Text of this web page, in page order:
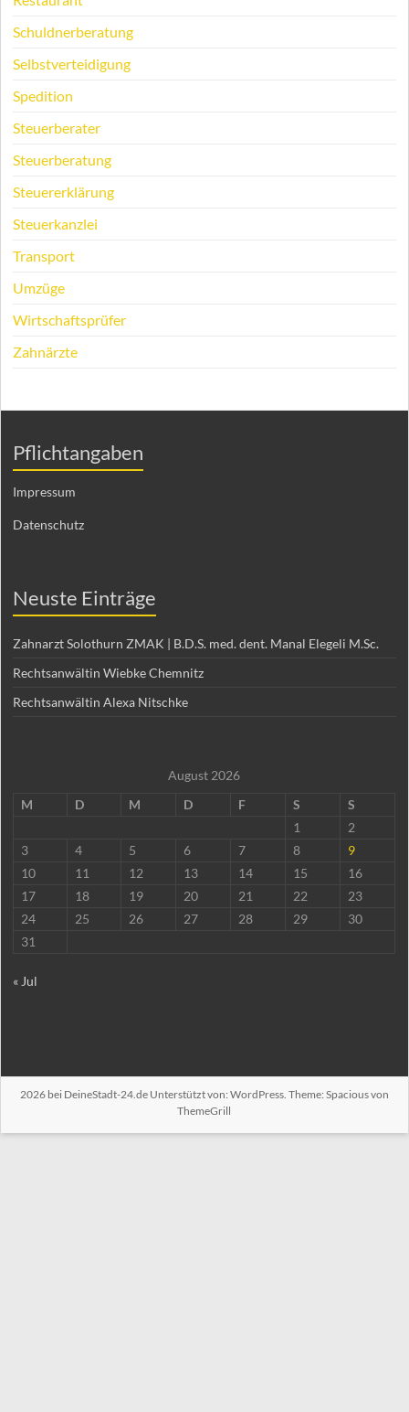
Schuldnerberatung
Selbstverteidigung
Spedition
Steuerberater
Steuerberatung
Steuererklärung
Steuerkanzlei
Transport
Umzüge
Wirtschaftsprüfer
Zahnärzte
Pflichtangaben
Impressum
Datenschutz
Neuste Einträge
Zahnarzt Solothurn ZMAK | B.D.S. med. dent. Manal Elegeli M.Sc.
Rechtsanwältin Wiebke Chemnitz
Rechtsanwältin Alexa Nitschke
August 2026
M
D M D F S
S
1
2
3
4 5 6 7 8
9
10
11 12 13 14 15
16
17
18 19 20 21 22
23
24
25 26 27 28 29
30
31
« Jul
2026 bei DeineStadt-24.deUnterstützt von: WordPress. Theme: Spacious von
ThemeGrill